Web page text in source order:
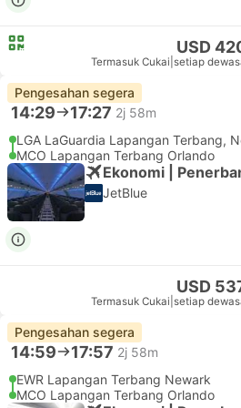
USD
Termasuk Cukai setiap
Pengesahan segera
14:29 17:27 2j 58m
LGA LaGuardia Lapangan Terbang,
MCO Lapangan Terbang Orlando
Ekonomi |
JetBlue
USD
Termasuk Cukai setiap
Pengesahan segera
14:59 17:57 2j 58m
EWR Lapangan Terbang Newark
MCO Lapangan Terbang Orlando